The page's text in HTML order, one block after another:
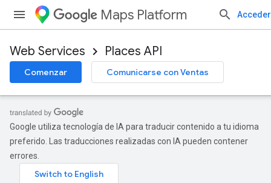
Maps Platform Acceder
Web Services Places API
Comenzar Comunicarse con Ventas
Google utiliza tecnología de IA para traducir contenido a tu idioma
preferido. Las traducciones realizadas con IA pueden contener
errores.